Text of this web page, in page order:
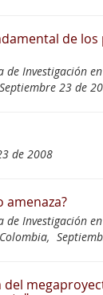
de
Investigación
Septiembre 23 de
de 2008
amenaza?
Investigación
Colombia,